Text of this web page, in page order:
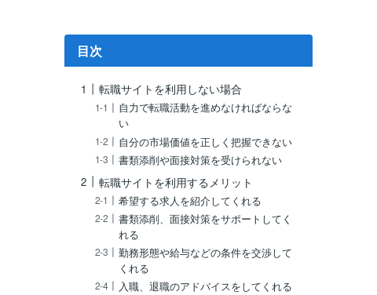
目次
転職サイトを利用しない場合
自力で転職活動を進めなければならな
い
自分の市場価値を正しく把握できない
書類添削や面接対策を受けられない
転職サイトを利用するメリット
希望する求人を紹介してくれる
書類添削、面接対策をサポートしてく
れる
勤務形態や給与などの条件を交渉して
くれる
入職、退職のアドバイスをしてくれる